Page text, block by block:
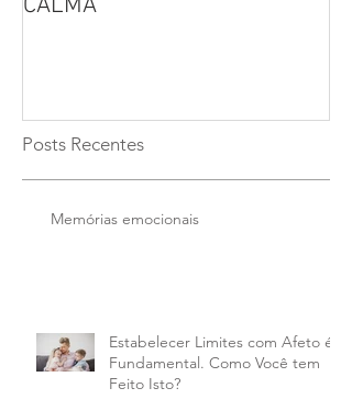
Posts Recentes
Memórias emocionais
Estabelecer Limites com Afeto é
Fundamental. Como Você tem
Feito Isto?